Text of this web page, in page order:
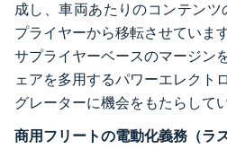
成し、車両あたりのコンテンツ
プライヤーから移転させていま
サプライヤーベースのマージン
ェアを多用するパワーエレクト
グレーターに機会をもたらして
商用フリートの電動化義務（ラ